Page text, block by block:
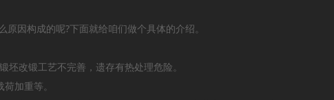
因构成的呢?下面就给咱们做个具体的介绍。
锻坯改锻工艺不完善，遗存有热处理危险。
荷加重等。